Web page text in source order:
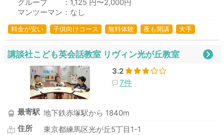
グループ ：1,125 円〜2,000円
マンツーマン：なし
料金が安い 子供向けコース 無料体験 夜も開講 大手
講談社こども英会話教室 リヴィン光が丘教室
3.2
7件
最寄駅 地下鉄赤塚駅から 1840m
住所
東京都練馬区光が丘5丁目1-1